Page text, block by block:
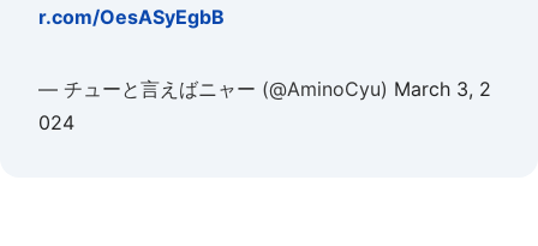
r.com/OesASyEgbB
— チューと言えばニャー (@AminoCyu) March 3, 2
024